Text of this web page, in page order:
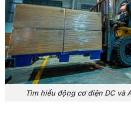
Tìm hiểu động cơ điện DC và